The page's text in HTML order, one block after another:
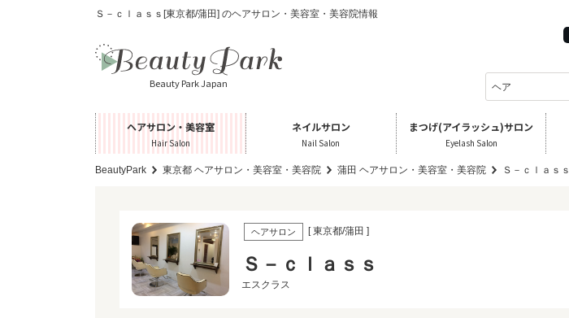
Ｓ－ｃｌａｓｓ[東京都/蒲田] のヘアサロン・美容室・美容院情報
Beauty Park Japan
ヘアサロン・美容室
Hair Salon
ネイルサロン
Nail Salon
まつげ(アイラッシュ)サロン
Eyelash Salon
BeautyPark 東京都 ヘアサロン・美容室・美容院 蒲田 ヘアサロン・美容室・美容院 Ｓ－ｃｌａｓｓ
ヘアサロン [ 東京都/蒲田 ]
Ｓ－ｃｌａｓｓ
エスクラス